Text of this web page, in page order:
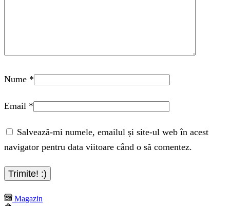
Nume *
Email *
Salvează-mi numele, emailul și site-ul web în acest
navigator pentru data viitoare când o să comentez.
Magazin